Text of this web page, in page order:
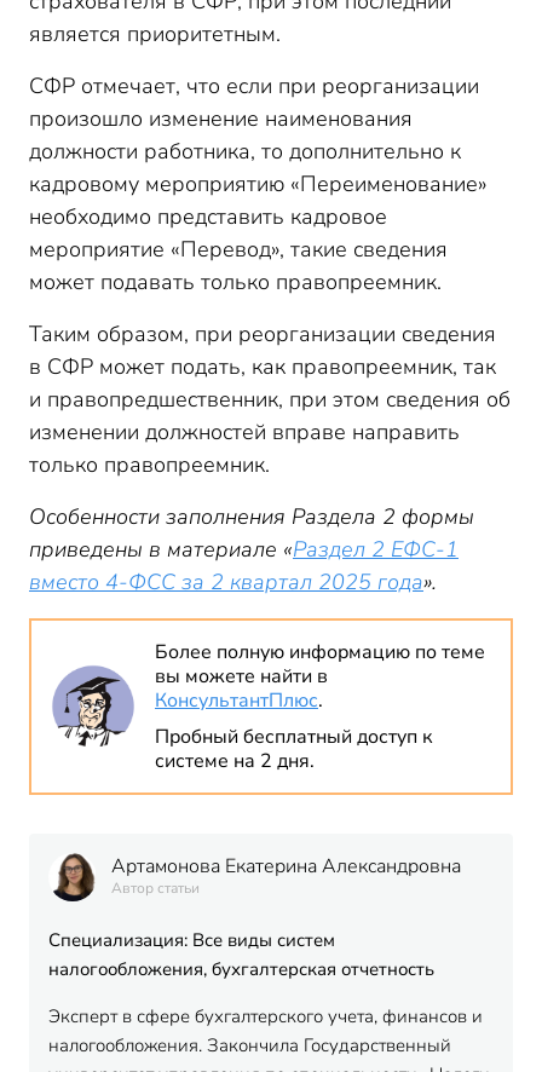
является приоритетным.
СФР отмечает, что если при реорганизации
произошло изменение наименования
должности работника, то дополнительно к
кадровому мероприятию «Переименование»
необходимо представить кадровое
мероприятие «Перевод», такие сведения
может подавать только правопреемник.
Таким образом, при реорганизации сведения
в СФР может подать, как правопреемник, так
и правопредшественник, при этом сведения об
изменении должностей вправе направить
только правопреемник.
Особенности заполнения Раздела 2 формы
приведены в материале «Раздел 2 ЕФС-1
вместо 4-ФСС за 2 квартал 2025 года».
Более полную информацию по теме
вы можете найти в
КонсультантПлюс.
Пробный бесплатный доступ к
системе на 2 дня.
Артамонова Екатерина Александровна
Автор статьи
Специализация: Все виды систем
налогообложения, бухгалтерская отчетность
Эксперт в сфере бухгалтерского учета, финансов и
налогообложения. Закончила Государственный